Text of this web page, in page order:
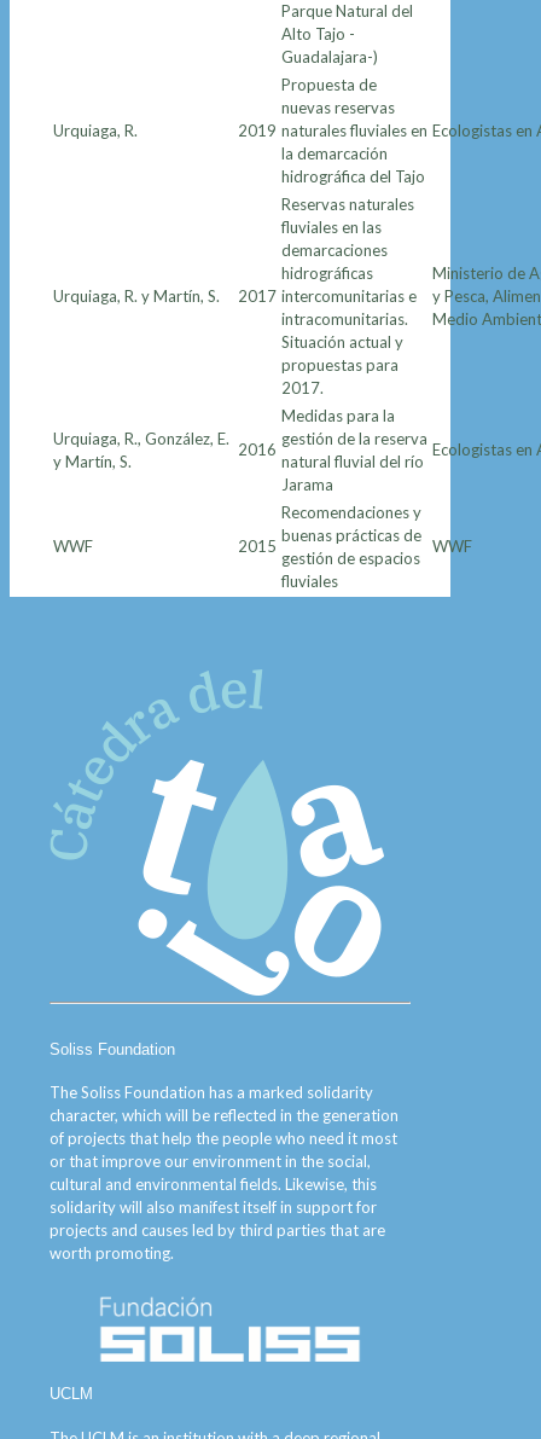
Parque Natural del
Alto Tajo -
Guadalajara-)
Urquiaga, R. 2019
Propuesta de
nuevas reservas
naturales fluviales en
la demarcación
hidrográfica del Tajo
Ecologistas en
Urquiaga, R. y Martín, S. 2017
Reservas naturales
fluviales en las
demarcaciones
hidrográficas
intercomunitarias e
intracomunitarias.
Situación actual y
propuestas para
2017.
Ministerio de
y Pesca,
Medio
Urquiaga, R., González, E.
y Martín, S.
2016
Medidas para la
gestión de la reserva
natural fluvial del río
Jarama
Ecologistas en
WWF 2015
Recomendaciones y
buenas prácticas de
gestión de espacios
fluviales
WWF
Soliss Foundation
The Soliss Foundation has a marked solidarity
character, which will be reflected in the generation
of projects that help the people who need it most
or that improve our environment in the social,
cultural and environmental fields. Likewise, this
solidarity will also manifest itself in support for
projects and causes led by third parties that are
worth promoting.
UCLM